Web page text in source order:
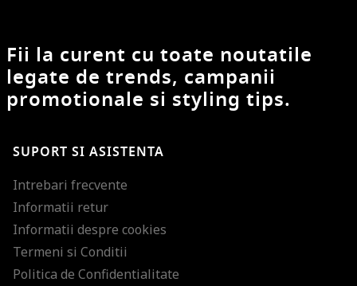
Fii la curent cu toate noutatile
legate de trends, campanii
promotionale si styling tips.
SUPORT SI ASISTENTA
Intrebari frecvente
Informatii retur
Informatii despre cookies
Termeni si Conditii
Politica de Confidentialitate